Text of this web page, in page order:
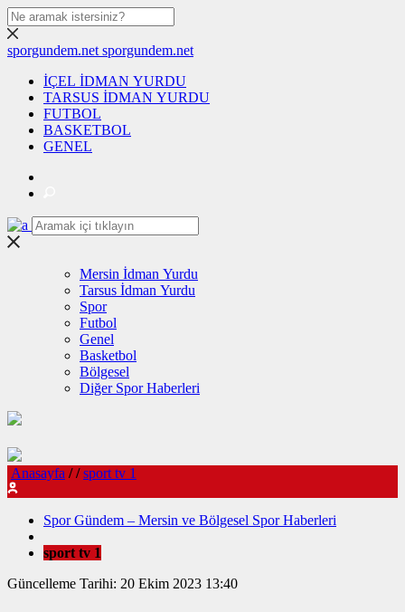
sporgundem.net sporgundem.net
İÇEL İDMAN YURDU
TARSUS İDMAN YURDU
FUTBOL
BASKETBOL
GENEL
Mersin İdman Yurdu
Tarsus İdman Yurdu
Spor
Futbol
Genel
Basketbol
Bölgesel
Diğer Spor Haberleri
Anasayfa / / sport tv 1
Spor Gündem – Mersin ve Bölgesel Spor Haberleri
sport tv 1
Güncelleme Tarihi: 20 Ekim 2023 13:40